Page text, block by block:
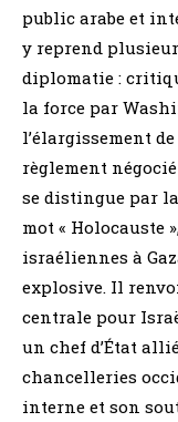
public arabe et
y reprend
diplomatie :
la force par
l’élargissement
règlement
se distingue par
mot « Holocauste
israéliennes à
explosive. Il
centrale pour
un chef d’État
chancelleries
interne et son